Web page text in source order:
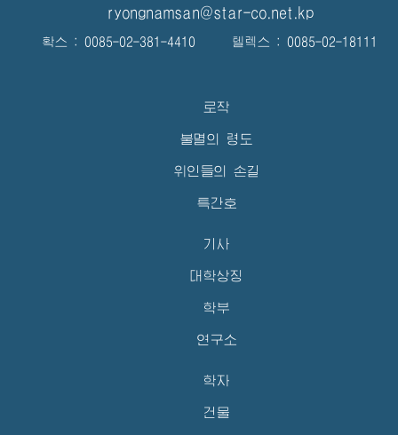
ryongnamsan@star-co.net.kp
확스 : 0085-02-381-4410 텔렉스 : 0085-02-18111
로작
불멸의 령도
위인들의 손길
특간호
기사
대학상징
학부
연구소
학자
건물